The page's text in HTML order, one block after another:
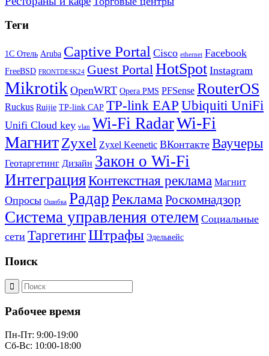
Теги
1С Отель Aruba Captive Portal Cisco ethernet Facebook
FreeBSD FRONTDESK24 Guest PortalHotSpot Instagram
Mikrotik OpenWRT Opera PMS PFSense RouterOS
Ruckus Ruijie TP-link CAP TP-link EAP Ubiquiti UniFi
Unifi Cloud key vlan Wi-Fi RadarWi-Fi
МагнитZyxel Zyxel Keenetic ВКонтакте Ваучеры
Геотаргетинг Дизайн Закон о Wi-Fi
ИнтеграцияКонтекстная реклама Магнит
Опросы Ошибка РадарРеклама Роскомнадзор
Система управления отелем Социальные
сети ТаргетингШтрафы Эдельвейс
Поиск
Рабочее время
Пн-Пт: 9:00-19:00
Сб-Вс: 10:00-18:00